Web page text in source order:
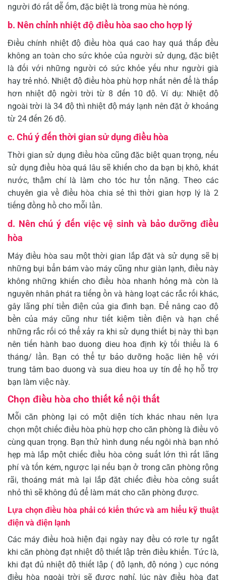
người đó rất dễ ốm, đặc biệt là trong mùa hè nóng.
b. Nên chỉnh nhiệt độ điều hòa sao cho hợp lý
Điều chính nhiệt độ điều hòa quá cao hay quá thấp đều
không an toàn cho sức khỏe của người sử dụng, đặc biệt
là đối với những người có sức khỏe yếu như người già
hay trẻ nhỏ. Nhiệt độ điều hòa phù hợp nhất nên để là thấp
hơn nhiệt độ ngời trời từ 8 đến 10 độ. Ví dụ: Nhiệt độ
ngoài trời là 34 độ thì nhiệt độ máy lạnh nên đặt ở khoảng
từ 24 đến 26 độ.
c. Chú ý đến thời gian sử dụng điều hòa
Thời gian sử dụng điều hòa cũng đặc biệt quan trọng, nếu
sử dụng điều hòa quá lâu sẽ khiến cho da bạn bị khô, khát
nước, thậm chí là làm cho tóc hư tổn nặng. Theo các
chuyên gia về điều hòa chia sẻ thì thời gian hợp lý là 2
tiếng đồng hồ cho mỗi lần.
d. Nên chú ý đến việc vệ sinh và bảo dưỡng điều
hòa
Máy điều hòa sau một thời gian lắp đặt và sử dụng sẽ bị
những bụi bẩn bám vào máy cũng như giàn lạnh, điều này
không những khiến cho điều hòa nhanh hỏng mà còn là
nguyên nhân phát ra tiếng ồn và hàng loạt các rắc rối khác,
gây lãng phí tiền điện của gia đình bạn. Để nâng cao độ
bền của máy cũng như tiết kiệm tiền điện và hạn chế
những rắc rối có thể xảy ra khi sử dụng thiết bị này thì bạn
nên tiến hành bao duong dieu hoa định kỳ tối thiểu là 6
tháng/ lần. Bạn có thể tự bảo dưỡng hoặc liên hệ với
trung tâm bao duong và sua dieu hoa uy tín để họ hỗ trợ
bạn làm việc này.
Chọn điều hòa cho thiết kế nội thất
Mỗi căn phòng lại có một diện tích khác nhau nên lựa
chọn một chiếc điều hòa phù hợp cho căn phòng là điều vô
cùng quan trọng. Bạn thử hình dung nếu ngôi nhà bạn nhỏ
hẹp mà lắp một chiếc điều hòa công suất lớn thì rất lãng
phí và tốn kém, ngược lại nếu bạn ở trong căn phòng rộng
rãi, thoáng mát mà lại lắp đặt chiếc điều hòa công suất
nhỏ thì sẽ không đủ để làm mát cho căn phòng được.
Lựa chọn điều hòa phải có kiến thức và am hiểu kỹ thuật
điện và điện lạnh
Các máy điều hoà hiện đại ngày nay đều có rơle tự ngắt
khi căn phòng đạt nhiệt độ thiết lập trên điều khiển. Tức là,
khi đạt đủ nhiệt độ thiết lập ( độ lạnh, độ nóng ) cục nóng
điều hòa ngoài trời sẽ được nghỉ, lúc này điều hòa đạt